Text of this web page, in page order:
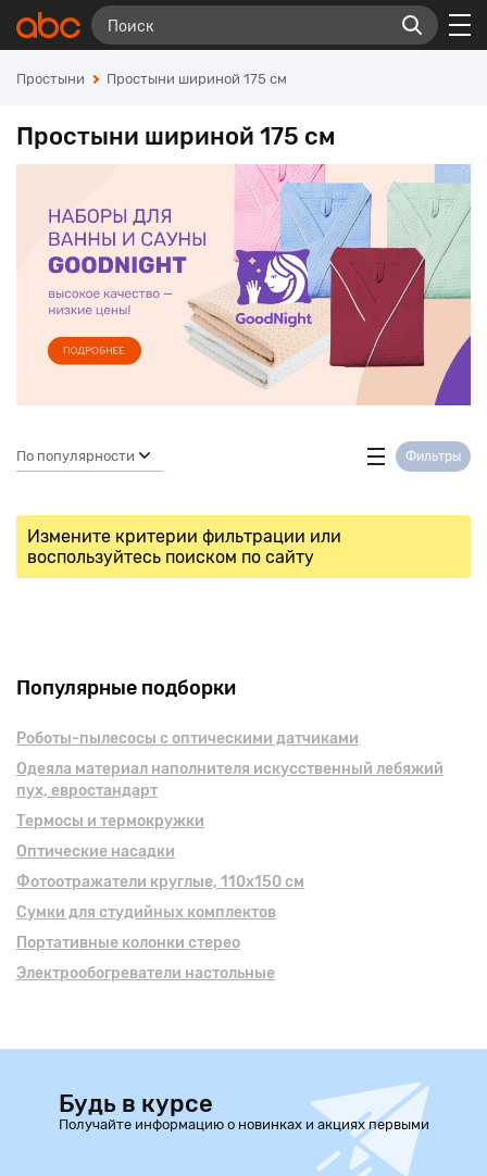
Простыни Простыни шириной 175 см
Простыни шириной 175 см
По популярности Фильтры
Измените критерии фильтрации или
воспользуйтесь поиском по сайту
Популярные подборки
Роботы-пылесосы с оптическими датчиками
Одеяла материал наполнителя искусственный лебяжий
пух, евростандарт
Термосы и термокружки
Оптические насадки
Фотоотражатели круглые, 110х150 см
Сумки для студийных комплектов
Портативные колонки стерео
Электрообогреватели настольные
Будь в курсе
Получайте информацию о новинках и акциях первыми